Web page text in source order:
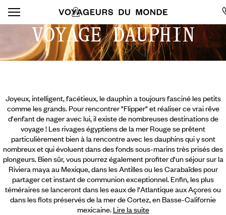
VOYAGE DAUPHIN
Joyeux, intelligent, facétieux, le dauphin a toujours fasciné les petits
comme les grands. Pour rencontrer "Flipper" et réaliser ce vrai rêve
d'enfant de nager avec lui, il existe de nombreuses destinations de
voyage ! Les rivages égyptiens de la mer Rouge se prêtent
particulièrement bien à la rencontre avec les dauphins qui y sont
nombreux et qui évoluent dans des fonds sous-marins très prisés des
plongeurs. Bien sûr, vous pourrez également profiter d'un séjour sur la
Riviera maya au Mexique, dans les Antilles ou les Carabaïdes pour
partager cet instant de communion exceptionnel. Enfin, les plus
téméraires se lanceront dans les eaux de l'Atlantique aux Açores ou
dans les flots préservés de la mer de Cortez, en Basse-Californie
mexicaine. Lire la suite